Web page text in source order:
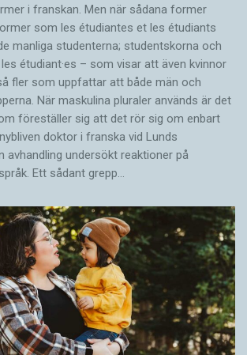
i franskan. Men när sådana ­former
som les étudiantes et les étudiants
manliga studenterna; studentskorna och
étudiant·es – som visar att även kvinnor
fler som uppfattar att både män och
När maskulina pluraler används är det
föreställer sig att det rör sig om enbart
doktor i franska vid Lunds
avhandling undersökt reaktioner på
Ett sådant grepp…